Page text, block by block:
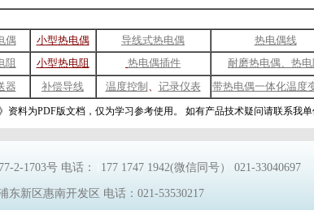
偶 小型热电偶 导线式热电偶 热电偶线
阻 小型热电阻 热电偶插件 耐磨热电偶、热电
器 补偿导线 温度控制 、 记录仪表 带热电偶一体化温度
资料为PDF版文档，仅为学习参考使用。 如有产品技术疑问请联系我单
2-1703号 电话： 177 1747 1942(微信同号） 021-33040697
东新区惠南开发区 电话： 021-53530217